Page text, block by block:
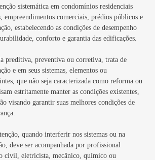
sistemática em condomínios residenciais
empreendimentos comerciais, prédios públicos e
estabelecendo as condições de desempenho
conforto e garantia das edificações.
preditiva, preventiva ou corretiva, trata de
e em seus sistemas, elementos ou
que não seja caracterizada como reforma ou
estritamente manter as condições existentes,
visando garantir suas melhores condições de
quando interferir nos sistemas ou na
deve ser acompanhada por profissional
civil, eletricista, mecânico, químico ou